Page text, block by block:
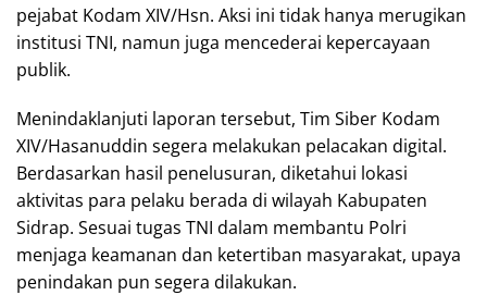
pejabat Kodam XIV/Hsn. Aksi ini tidak hanya merugikan
institusi TNI, namun juga mencederai kepercayaan
publik.
Menindaklanjuti laporan tersebut, Tim Siber Kodam
XIV/Hasanuddin segera melakukan pelacakan digital.
Berdasarkan hasil penelusuran, diketahui lokasi
aktivitas para pelaku berada di wilayah Kabupaten
Sidrap. Sesuai tugas TNI dalam membantu Polri
menjaga keamanan dan ketertiban masyarakat, upaya
penindakan pun segera dilakukan.